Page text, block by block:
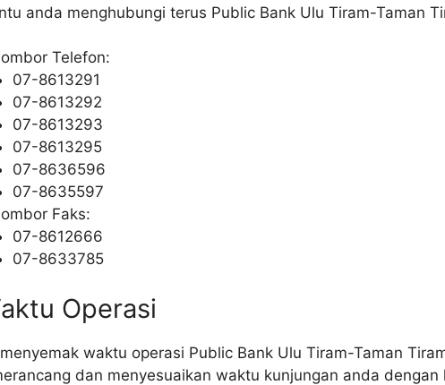
anda menghubungi terus Public Bank Ulu Tiram-Taman
Telefon:
07-8613291
07-8613292
07-8613293
07-8613295
07-8636596
07-8635597
Faks:
07-8612666
07-8633785
Operasi
waktu operasi Public Bank Ulu Tiram-Taman
dan menyesuaikan waktu kunjungan anda dengan